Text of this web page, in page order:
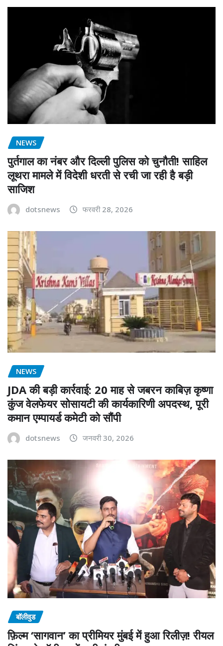
NEWS
पुर्तगाल का नंबर और दिल्ली पुलिस को चुनौती! साहिल
लूथरा मामले में विदेशी धरती से रची जा रही है बड़ी
साजिश
dotsnews फरवरी 28, 2026
NEWS
JDA की बड़ी कार्रवाई: 20 माह से जबरन काबिज़ कृष्णा
कुंज वेलफेयर सोसायटी की कार्यकारिणी अपदस्थ, पूरी
कमान एम्पायर्ड कमेटी को सौंपी
dotsnews जनवरी 30, 2026
बॉलीवुड
फ़िल्म ‘सागवान’ का प्रीमियर मुंबई में हुआ रिलीज़! रीयल